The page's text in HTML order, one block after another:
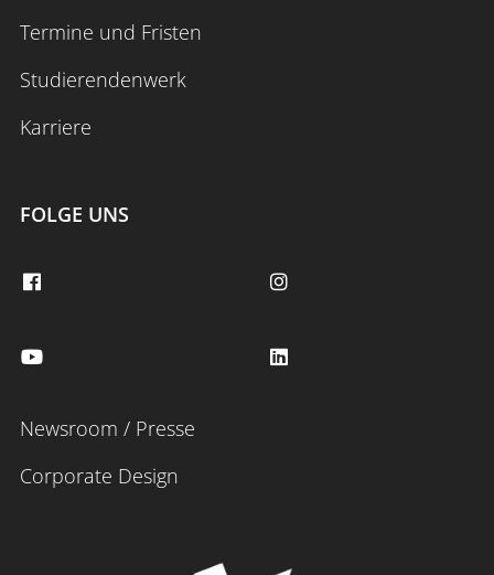
Termine und Fristen
Studierendenwerk
Karriere
FOLGE UNS
Newsroom / Presse
Corporate Design